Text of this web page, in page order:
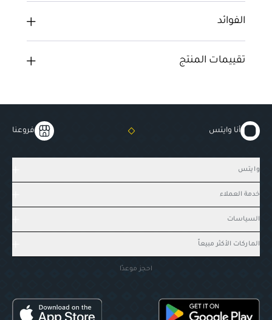
الفوائد
تقييمات المنتج
أنا وايتس فروعنا
وايتس
خدمة العملاء
السياسات
الماركات الأكثر مبيعاً
احجز موعدًا